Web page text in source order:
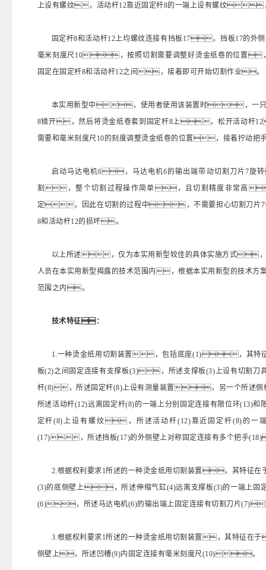
上设有螺纹，活动杆12靠近固定杆8的一端上设有螺纹
固定杆8和活动杆12上均螺纹连接有挡板17，挡板17的
毫米刻度尺10，按照切割需要调整好烫金纸卷的位置
固定在固定杆8和活动杆12之间，接着即可开始切割作业。
本实用新型中，使用者使用该装置时，一只
8错开，然后将烫金纸卷套到固定杆8上，松开活动杆
需要和毫米刻度尺10的刻度调整烫金纸卷的位置，接着拧动
启动马达电机6，马达电机6的输出端带动切割刀片7
割，整个切割过程操作简单，且切割精度非常高
定，因此在切割的过程中，不需要担心切割刀片7
8和活动杆12的损坏。
以上所述，仅为本实用新型较佳的具体实施方式，
人员在本实用新型揭露的技术范围内，根据本实用新型的技术
范围之内。
技术特征：
1.一种烫金纸用切割装置，包括底座(1)，其特
板(2)之间固定连接有支撑板(3)，所述支撑板(3)上设有切割
杆(8)，所述固定杆(8)上设有测量装置，另一个所述
所述活动杆(12)远离固定杆(8)的一端上分别固定连接有限位环
定杆(8)上设有螺纹，所述活动杆(12)靠近固定杆(8)的一
(17)，所述挡板(17)的外侧壁上对称固定连接有多个把手
2.根据权利要求1所述的一种烫金纸用切割装置，其特征
(3)的底侧壁上，所述伸缩气缸(4)远离支撑板(3)的一端上
(6)，所述马达电机(6)的输出端上固定连接有切割刀片
3.根据权利要求1所述的一种烫金纸用切割装置，其特征
侧壁上，所述凹槽(9)内固定连接有毫米刻度尺(10)。